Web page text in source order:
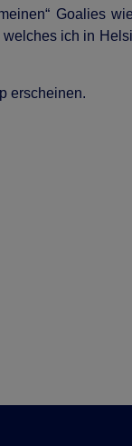
Goalies
ich in
erscheinen.